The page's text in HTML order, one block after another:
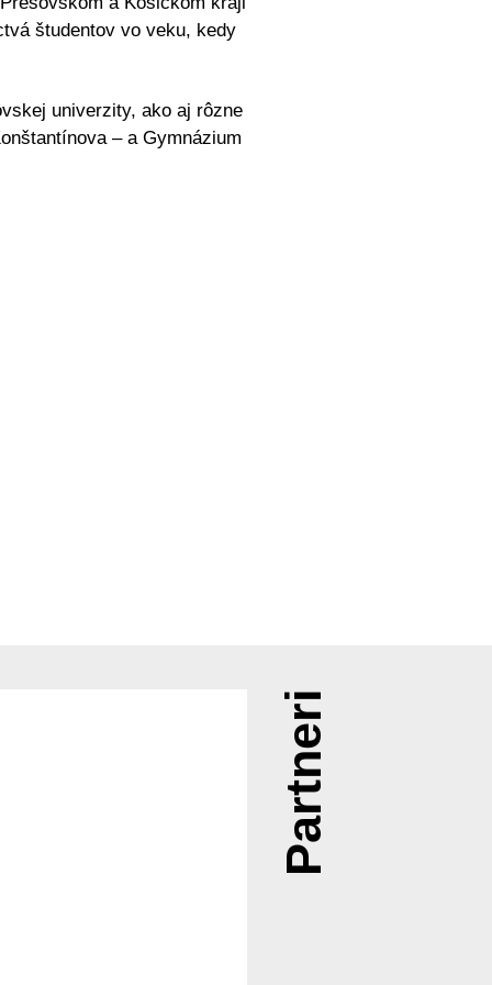
študentov vo veku, kedy
univerzity, ako aj rôzne
– a Gymnázium
Partneri